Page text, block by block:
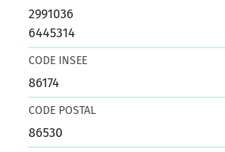
2991036
6445314
CODE INSEE
86174
CODE POSTAL
86530